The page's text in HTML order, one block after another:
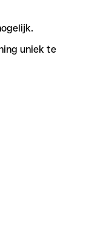
uniek te